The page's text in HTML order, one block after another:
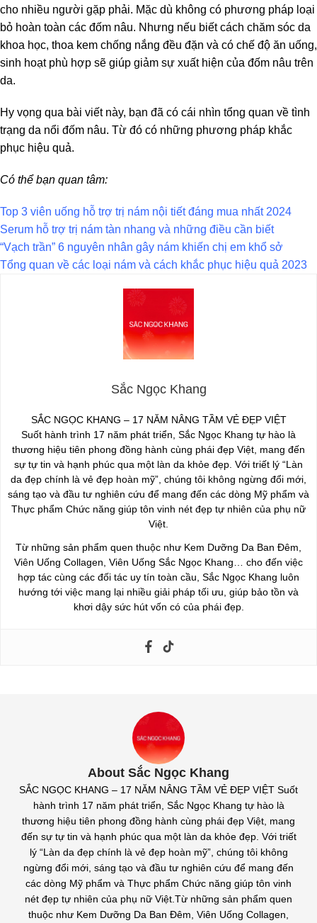
cho nhiều người gặp phải. Mặc dù không có phương pháp loại
bỏ hoàn toàn các đốm nâu. Nhưng nếu biết cách chăm sóc da
khoa học, thoa kem chống nắng đều đặn và có chế độ ăn uống,
sinh hoạt phù hợp sẽ giúp giảm sự xuất hiện của đốm nâu trên
da.
Hy vọng qua bài viết này, bạn đã có cái nhìn tổng quan về tình
trạng da nổi đốm nâu. Từ đó có những phương pháp khắc
phục hiệu quả.
Có thể bạn quan tâm:
Top 3 viên uống hỗ trợ trị nám nội tiết đáng mua nhất 2024
Serum hỗ trợ trị nám tàn nhang và những điều cần biết
“Vạch trần” 6 nguyên nhân gây nám khiến chị em khổ sở
Tổng quan về các loại nám và cách khắc phục hiệu quả 2023
Sắc Ngọc Khang
SẮC NGỌC KHANG – 17 NĂM NÂNG TẦM VẺ ĐẸP VIỆT
Suốt hành trình 17 năm phát triển, Sắc Ngọc Khang tự hào là
thương hiệu tiên phong đồng hành cùng phái đẹp Việt, mang đến
sự tự tin và hạnh phúc qua một làn da khỏe đẹp. Với triết lý “Làn
da đẹp chính là vẻ đẹp hoàn mỹ”, chúng tôi không ngừng đổi mới,
sáng tạo và đầu tư nghiên cứu để mang đến các dòng Mỹ phẩm và
Thực phẩm Chức năng giúp tôn vinh nét đẹp tự nhiên của phụ nữ
Việt.
Từ những sản phẩm quen thuộc như Kem Dưỡng Da Ban Đêm,
Viên Uống Collagen, Viên Uống Sắc Ngọc Khang… cho đến việc
hợp tác cùng các đối tác uy tín toàn cầu, Sắc Ngọc Khang luôn
hướng tới việc mang lại nhiều giải pháp tối ưu, giúp bảo tồn và
khơi dậy sức hút vốn có của phái đẹp.
About Sắc Ngọc Khang
SẮC NGỌC KHANG – 17 NĂM NÂNG TẦM VẺ ĐẸP VIỆT Suốt
hành trình 17 năm phát triển, Sắc Ngọc Khang tự hào là
thương hiệu tiên phong đồng hành cùng phái đẹp Việt, mang
đến sự tự tin và hạnh phúc qua một làn da khỏe đẹp. Với triết
lý “Làn da đẹp chính là vẻ đẹp hoàn mỹ”, chúng tôi không
ngừng đổi mới, sáng tạo và đầu tư nghiên cứu để mang đến
các dòng Mỹ phẩm và Thực phẩm Chức năng giúp tôn vinh
nét đẹp tự nhiên của phụ nữ Việt.Từ những sản phẩm quen
thuộc như Kem Dưỡng Da Ban Đêm, Viên Uống Collagen,